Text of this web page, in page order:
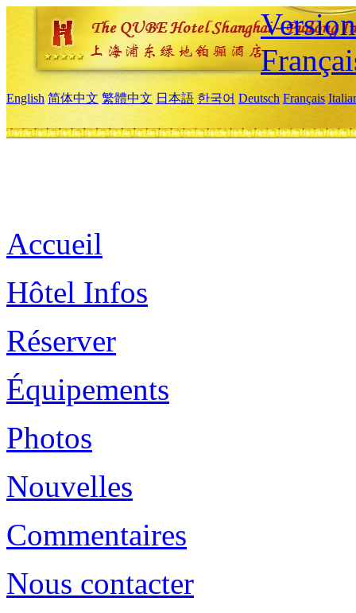
English 简体中文 繁體中文 日本語 한국어 Deutsch Français
Accueil
Hôtel Infos
Réserver
Équipements
Photos
Nouvelles
Commentaires
Nous contacter